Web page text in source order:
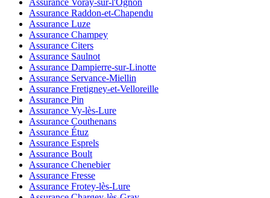
Assurance Raddon-et-Chapendu
Assurance Luze
Assurance Champey
Assurance Citers
Assurance Saulnot
Assurance Dampierre-sur-Linotte
Assurance Servance-Miellin
Assurance Fretigney-et-Velloreille
Assurance Pin
Assurance Vy-lès-Lure
Assurance Couthenans
Assurance Étuz
Assurance Esprels
Assurance Boult
Assurance Chenebier
Assurance Fresse
Assurance Frotey-lès-Lure